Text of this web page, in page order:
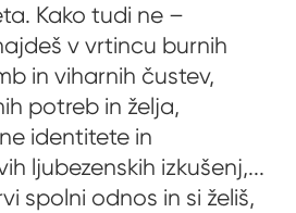
Kako tudi ne –
v vrtincu burnih
in viharnih čustev,
potreb in želja,
identitete in
ljubezenskih izkušenj,...
spolni odnos in si želiš,